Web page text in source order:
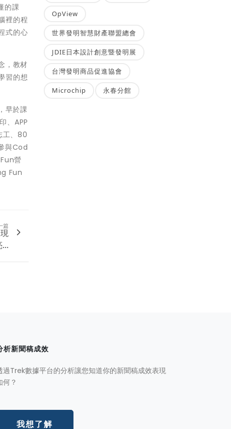
的課
裡的程
式的心
，教材
習的想
早於課
、APP
工、80
與Cod
營
Fun
篇
...
OpView
世界發明智慧財產聯盟總會
JDIE日本設計創意暨發明展
台灣發明商品促進協會
Microchip 永春分館
析新聞稿成效
過Trek數據平台的分析讓您知道你的新聞稿成效表現
何？
我想了解